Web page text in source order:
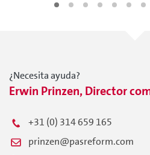
¿Necesita ayuda?
Erwin Prinzen, Director
+31 (0) 314 659 165
prinzen@pasreform.com